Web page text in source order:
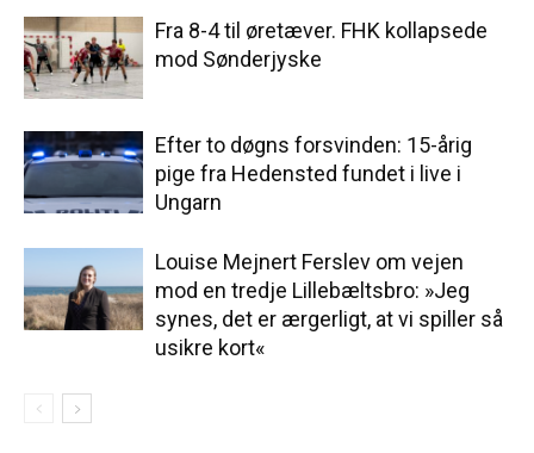
Fra 8-4 til øretæver. FHK kollapsede
mod Sønderjyske
Efter to døgns forsvinden: 15-årig
pige fra Hedensted fundet i live i
Ungarn
Louise Mejnert Ferslev om vejen
mod en tredje Lillebæltsbro: »Jeg
synes, det er ærgerligt, at vi spiller så
usikre kort«